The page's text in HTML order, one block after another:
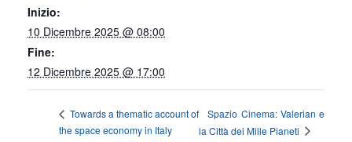
Inizio:
10 Dicembre 2025 @ 08:00
Fine:
12 Dicembre 2025 @ 17:00
Towards a thematic account of
the space economy in Italy
Spazio Cinema: Valerian e
la Città dei Mille Pianeti